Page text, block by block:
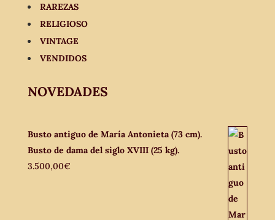
RAREZAS
RELIGIOSO
VINTAGE
VENDIDOS
NOVEDADES
Busto antiguo de María Antonieta (73 cm).
Busto de dama del siglo XVIII (25 kg).
3.500,00€